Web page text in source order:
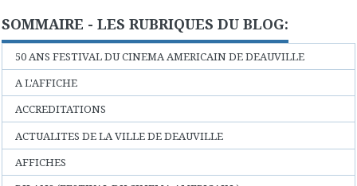
SOMMAIRE - LES RUBRIQUES DU BLOG:
50 ANS FESTIVAL DU CINEMA AMERICAIN DE DEAUVILLE
A L'AFFICHE
ACCREDITATIONS
ACTUALITES DE LA VILLE DE DEAUVILLE
AFFICHES